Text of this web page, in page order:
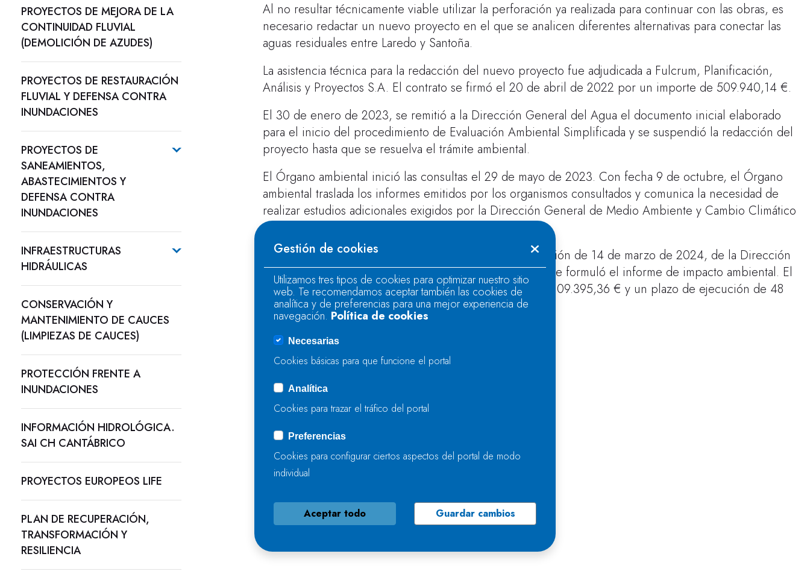
PROYECTOS DE MEJORA DE LA
CONTINUIDAD FLUVIAL
(DEMOLICIÓN DE AZUDES)
PROYECTOS DE RESTAURACIÓN
FLUVIAL Y DEFENSA CONTRA
INUNDACIONES
PROYECTOS DE
SANEAMIENTOS,
ABASTECIMIENTOS Y
DEFENSA CONTRA
INUNDACIONES
INFRAESTRUCTURAS
HIDRÁULICAS
CONSERVACIÓN Y
MANTENIMIENTO DE CAUCES
(LIMPIEZAS DE CAUCES)
PROTECCIÓN FRENTE A
INUNDACIONES
INFORMACIÓN HIDROLÓGICA.
SAI CH CANTÁBRICO
PROYECTOS EUROPEOS LIFE
PLAN DE RECUPERACIÓN,
TRANSFORMACIÓN Y
RESILIENCIA
Al no resultar técnicamente viable utilizar la perforación ya realizada para continuar con las obras, es
necesario redactar un nuevo proyecto en el que se analicen diferentes alternativas para conectar las
aguas residuales entre Laredo y Santoña.
La asistencia técnica para la redacción del nuevo proyecto fue adjudicada a Fulcrum, Planificación,
Análisis y Proyectos S.A. El contrato se firmó el 20 de abril de 2022 por un importe de 509.940,14 €.
El 30 de enero de 2023, se remitió a la Dirección General del Agua el documento inicial elaborado
para el inicio del procedimiento de Evaluación Ambiental Simplificada y se suspendió la redacción del
proyecto hasta que se resuelva el trámite ambiental.
El Órgano ambiental inició las consultas el 29 de mayo de 2023. Con fecha 9 de octubre, el Órgano
ambiental traslada los informes emitidos por los organismos consultados y comunica la necesidad de
realizar estudios adicionales exigidos por la Dirección General de Medio Ambiente y Cambio Climático
del Gobierno de Cantabria.
En el BOE de 21 de marzo de 2024, se publicó Resolución de 14 de marzo de 2024, de la Dirección
General de Calidad y Evaluación Ambiental, por la que se formuló el informe de impacto ambiental. El
proyecto se encuentra redactado por un importe de 75.109.395,36 € y un plazo de ejecución de 48
meses.
Última actualización:mayo de 2026
Gestión de cookies
Utilizamos tres tipos de cookies para optimizar nuestro sitio
web. Te recomendamos aceptar también las cookies de
analítica y de preferencias para una mejor experiencia de
navegación. Política de cookies
Necesarias
Cookies básicas para que funcione el portal
Analítica
Cookies para trazar el tráfico del portal
Preferencias
Cookies para configurar ciertos aspectos del portal de modo
individual
Aceptar todo Guardar cambios